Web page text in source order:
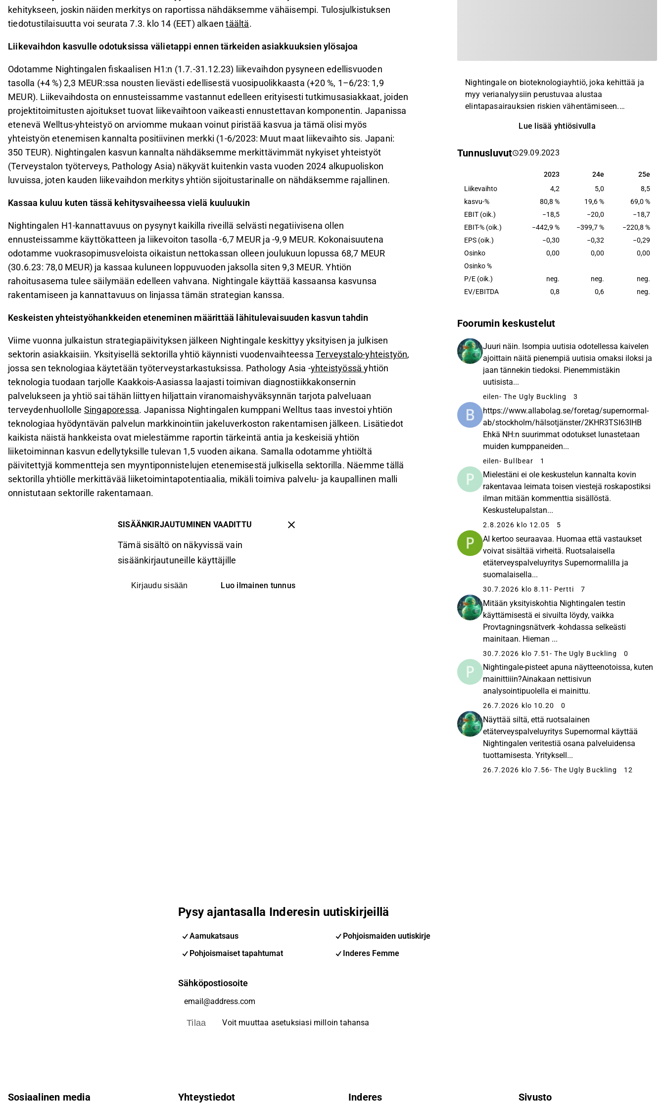
kehitykseen, joskin näiden merkitys on raportissa nähdäksemme vähäisempi. Tulosjulkistuksen
tiedotustilaisuutta voi seurata 7.3. klo 14 (EET) alkaentäältä.
Liikevaihdon kasvulle odotuksissa välietappi ennen tärkeiden asiakkuuksien ylösajoa
Odotamme Nightingalen fiskaalisen H1:n (1.7.-31.12.23) liikevaihdon pysyneen edellisvuoden
tasolla (+4 %) 2,3 MEUR:ssa nousten lievästi edellisestä vuosipuolikkaasta (+20 %, 1–6/23: 1,9
MEUR). Liikevaihdosta on ennusteissamme vastannut edelleen erityisesti tutkimusasiakkaat, joiden
projektitoimitusten ajoitukset tuovat liikevaihtoon vaikeasti ennustettavan komponentin. Japanissa
etenevä Welltus-yhteistyö on arviomme mukaan voinut piristää kasvua ja tämä olisi myös
yhteistyön etenemisen kannalta positiivinen merkki (1-6/2023: Muut maat liikevaihto sis. Japani:
350 TEUR). Nightingalen kasvun kannalta nähdäksemme merkittävimmät nykyiset yhteistyöt
(Terveystalon työterveys, Pathology Asia) näkyvät kuitenkin vasta vuoden 2024 alkupuoliskon
luvuissa, joten kauden liikevaihdon merkitys yhtiön sijoitustarinalle on nähdäksemme rajallinen.
Kassaa kuluu kuten tässä kehitysvaiheessa vielä kuuluukin
Nightingalen H1-kannattavuus on pysynyt kaikilla riveillä selvästi negatiivisena ollen
ennusteissamme käyttökatteen ja liikevoiton tasolla -6,7 MEUR ja -9,9 MEUR. Kokonaisuutena
odotamme vuokrasopimusveloista oikaistun nettokassan olleen joulukuun lopussa 68,7 MEUR
(30.6.23: 78,0 MEUR) ja kassaa kuluneen loppuvuoden jaksolla siten 9,3 MEUR. Yhtiön
rahoitusasema tulee säilymään edelleen vahvana. Nightingale käyttää kassaansa kasvunsa
rakentamiseen ja kannattavuus on linjassa tämän strategian kanssa.
Keskeisten yhteistyöhankkeiden eteneminen määrittää lähitulevaisuuden kasvun tahdin
Viime vuonna julkaistun strategiapäivityksen jälkeen Nightingale keskittyy yksityisen ja julkisen
sektorin asiakkaisiin. Yksityisellä sektorilla yhtiö käynnisti vuodenvaihteessaTerveystalo-yhteistyön,
jossa sen teknologiaa käytetään työterveystarkastuksissa. Pathology Asia -yhteistyössäyhtiön
teknologia tuodaan tarjolle Kaakkois-Aasiassa laajasti toimivan diagnostiikkakonsernin
palvelukseen ja yhtiö sai tähän liittyen hiljattain viranomaishyväksynnän tarjota palveluaan
terveydenhuollolle Singaporessa. Japanissa Nightingalen kumppani Welltus taas investoi yhtiön
teknologiaa hyödyntävän palvelun markkinointiin jakeluverkoston rakentamisen jälkeen. Lisätiedot
kaikista näistä hankkeista ovat mielestämme raportin tärkeintä antia ja keskeisiä yhtiön
liiketoiminnan kasvun edellytyksille tulevan 1,5 vuoden aikana. Samalla odotamme yhtiöltä
päivitettyjä kommentteja sen myyntiponnistelujen etenemisestä julkisella sektorilla. Näemme tällä
sektorilla yhtiölle merkittävää liiketoimintapotentiaalia, mikäli toimiva palvelu- ja kaupallinen malli
onnistutaan sektorille rakentamaan.
SISÄÄNKIRJAUTUMINEN VAADITTU
Tämä sisältö on näkyvissä vain
sisäänkirjautuneille käyttäjille
Kirjaudu sisään Luo ilmainen tunnus
Nightingale on bioteknologiayhtiö, joka kehittää ja
myy verianalyysiin perustuvaa alustaa
elintapasairauksien riskien vähentämiseen.
laajaan veriarvojen mittaamiseen, mistä saatu tieto
perusteella tunnistettuihin sairastumisriskeihin.
verianalyysiteknologiaprosessi alkaa
verinäytteiden NMR -mittauksella, jossa käytetään
skaalautuvaa laboratorioautomaatiota. NMR-
mittaus muodostaa spektridataa, joka muunnetaan
edelleen biomarkkereiden pitoisuuksiksi käyttäen
tekoälyä, koneoppimisalgoritmeja ja muita
ohjelmistoja. Yhtiöllä on toimintaa Suomessa,
Japanissa, Yhdistyneissä kuningaskunnissa ja
Lue lisää yhtiösivulla
Tunnusluvut 29.09.2023
2023 24e 25e
2023 24e
25e
Liikevaihto
4,2 5,0
8,5
kasvu-%
80,8 % 19,6 %
69,0 %
EBIT (oik.)
−18,5 −20,0
−18,7
EBIT-% (oik.)
−442,9 % −399,7 %
−220,8 %
EPS (oik.)
−0,30 −0,32
−0,29
Osinko
0,00 0,00
0,00
Osinko %
P/E (oik.)
neg. neg.
neg.
EV/EBITDA
0,8 0,6 neg.
Foorumin keskustelut
Juuri näin. Isompia uutisia odotellessa kaivelen
ajoittain näitä pienempiä uutisia omaksi iloksi ja
jaan tännekin tiedoksi. Pienemmistäkin
uutisista...
eilen- The Ugly Buckling 3
https://www.allabolag.se/foretag/supernormal-
ab/stockholm/hälsotjänster/2KHR3TSI63IHB
Ehkä NH:n suurimmat odotukset lunastetaan
muiden kumppaneiden...
eilen- Bullbear 1
Mielestäni ei ole keskustelun kannalta kovin
rakentavaa leimata toisen viestejä roskapostiksi
ilman mitään kommenttia sisällöstä.
Keskustelupalstan...
2.8.2026 klo 12.05 5
AI kertoo seuraavaa. Huomaa että vastaukset
voivat sisältää virheitä. Ruotsalaisella
etäterveyspalveluyritys Supernormalilla ja
suomalaisella...
30.7.2026 klo 8.11 - Pertti 7
Mitään yksityiskohtia Nightingalen testin
käyttämisestä ei sivuilta löydy, vaikka
Provtagningsnätverk -kohdassa selkeästi
mainitaan. Hieman ...
30.7.2026 klo 7.51 - The Ugly Buckling 0
Nightingale-pisteet apuna näytteenotoissa, kuten
mainittiiin?Ainakaan nettisivun
analysointipuolella ei mainittu.
26.7.2026 klo 10.20 0
Näyttää siltä, että ruotsalainen
etäterveyspalveluyritys Supernormal käyttää
Nightingalen veritestiä osana palveluidensa
tuottamisesta. Yrityksell...
26.7.2026 klo 7.56- The Ugly Buckling 12
Pysy ajantasalla Inderesin uutiskirjeillä
Aamukatsaus
Pohjoismaiden uutiskirje
Pohjoismaiset tapahtumat
Inderes Femme
Sähköpostiosoite
Tilaa Voit muuttaa asetuksiasi milloin tahansa
Sosiaalinen media Yhteystiedot Inderes Sivusto